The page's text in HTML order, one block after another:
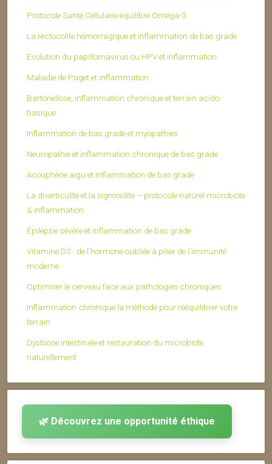
Protocole Santé Cellulaire équilibre Oméga-3
La rectocolite hémorragique et inflammation de bas grade
Evolution du papillomavirus ou HPV et inflammation
Maladie de Paget et inflammation
Bartonellose, inflammation chronique et terrain acido-
basique
Inflammation de bas grade et myopathies
Neuropathie et inflammation chronique de bas grade
Acouphène aigu et inflammation de bas grade
La diverticulite et la sigmoïdite – protocole naturel microbiote
& inflammation
Épilepsie sévère et inflammation de bas grade
Vitamine D3 : de l’hormone oubliée à pilier de l’immunité
moderne
Optimiser le cerveau face aux pathologies chroniques
Inflammation chronique la méthode pour rééquilibrer votre
terrain
Dysbiose intestinale et restauration du microbiote
naturellement
🌿 Découvrez une opportunité éthique